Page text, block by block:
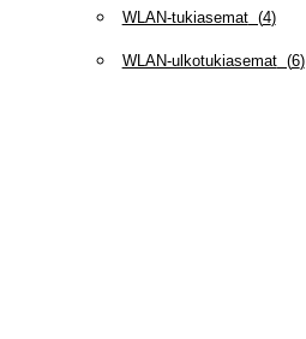
WLAN-tukiasemat(4)
WLAN-ulkotukiasemat(6)